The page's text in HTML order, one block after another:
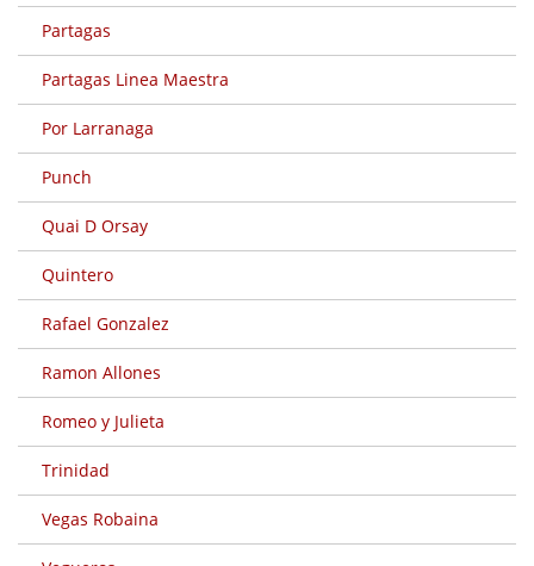
Partagas
Partagas Linea Maestra
Por Larranaga
Punch
Quai D Orsay
Quintero
Rafael Gonzalez
Ramon Allones
Romeo y Julieta
Trinidad
Vegas Robaina